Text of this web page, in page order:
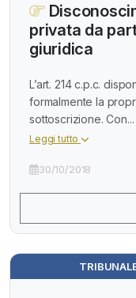
privata da
giuridica
L’art. 214 c.p.c.
formalmente la
sottoscrizione. Con...
Leggi tutto
30/10/2018